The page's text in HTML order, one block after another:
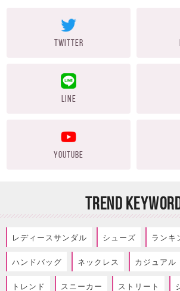
TWITTER
LINE
YOUTUBE
TREND
レディースサンダル シューズ ランキ
ハンドバッグ ネックレス カジュアル
トレンド スニーカー ストリート